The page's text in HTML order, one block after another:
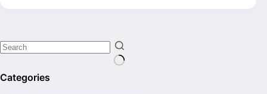
No
Categories